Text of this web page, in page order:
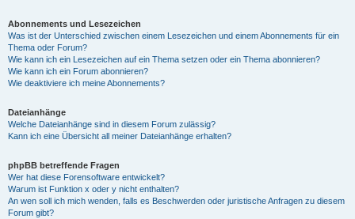
Abonnements und Lesezeichen
Was ist der Unterschied zwischen einem Lesezeichen und einem Abonnements für ein
Thema oder Forum?
Wie kann ich ein Lesezeichen auf ein Thema setzen oder ein Thema abonnieren?
Wie kann ich ein Forum abonnieren?
Wie deaktiviere ich meine Abonnements?
Dateianhänge
Welche Dateianhänge sind in diesem Forum zulässig?
Kann ich eine Übersicht all meiner Dateianhänge erhalten?
phpBB betreffende Fragen
Wer hat diese Forensoftware entwickelt?
Warum ist Funktion x oder y nicht enthalten?
An wen soll ich mich wenden, falls es Beschwerden oder juristische Anfragen zu diesem
Forum gibt?